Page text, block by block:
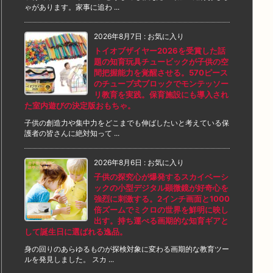
ゃがあります。家事に追わ ...
2026年8月7日 : お気に入り
トイオブザイヤー2026を受賞した話
題の知育玩具チュービックが子供の空
間把握能力を覚醒させる。570ピース
のチューブ式ブロックでモンテッソー
リ教育を実践。保育施設にも導入され
た室内遊びの決定版おもちゃ。
子供の創造力や集中力をどこまでも伸ばしたいと考えている保
護者の皆さんに絶対知って ...
2026年8月6日 : お気に入り
子供の探究心が爆発するスカイベーシ
ックの小型デジタル顕微鏡が好奇心を
強烈に刺激する。2インチ画面と1000
倍ズームでミクロの世界を鮮明に映し
出す。持ち運べる画期的な知育ギアと
して誕生日に選ばれる逸品。
身の回りのあらゆるものが探検対象に変わる画期的な教育ツー
ルを発見しました。 スカ ...